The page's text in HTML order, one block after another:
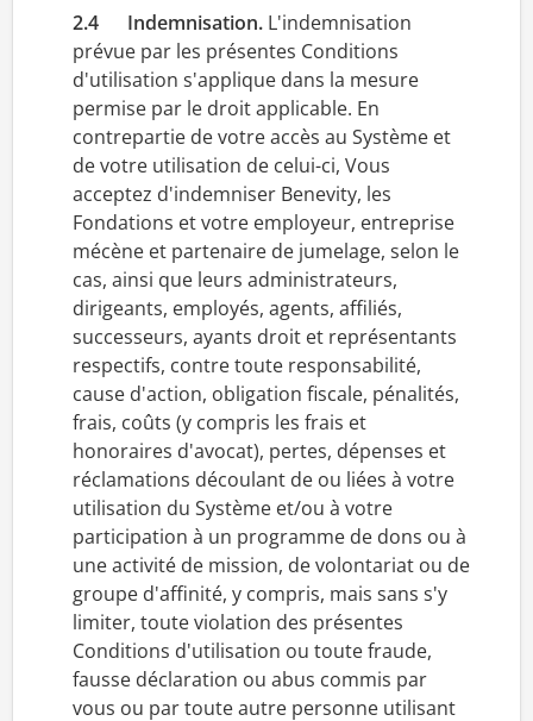
2.4 Indemnisation. L'indemnisation
prévue par les présentes Conditions
d'utilisation s'applique dans la mesure
permise par le droit applicable. En
contrepartie de votre accès au Système et
de votre utilisation de celui-ci, Vous
acceptez d'indemniser Benevity, les
Fondations et votre employeur, entreprise
mécène et partenaire de jumelage, selon le
cas, ainsi que leurs administrateurs,
dirigeants, employés, agents, affiliés,
successeurs, ayants droit et représentants
respectifs, contre toute responsabilité,
cause d'action, obligation fiscale, pénalités,
frais, coûts (y compris les frais et
honoraires d'avocat), pertes, dépenses et
réclamations découlant de ou liées à votre
utilisation du Système et/ou à votre
participation à un programme de dons ou à
une activité de mission, de volontariat ou de
groupe d'affinité, y compris, mais sans s'y
limiter, toute violation des présentes
Conditions d'utilisation ou toute fraude,
fausse déclaration ou abus commis par
vous ou par toute autre personne utilisant